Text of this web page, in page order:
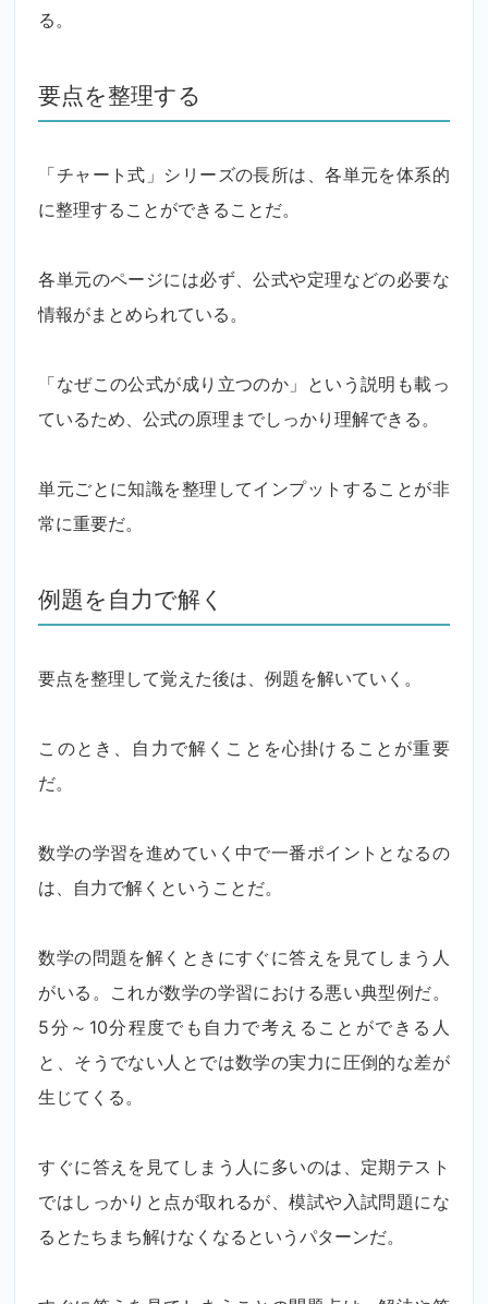
る。
要点を整理する
「チャート式」シリーズの長所は、各単元を体系的
に整理することができることだ。
各単元のページには必ず、公式や定理などの必要な
情報がまとめられている。
「なぜこの公式が成り立つのか」という説明も載っ
ているため、公式の原理までしっかり理解できる。
単元ごとに知識を整理してインプットすることが非
常に重要だ。
例題を自力で解く
要点を整理して覚えた後は、例題を解いていく。
このとき、自力で解くことを心掛けることが重要
だ。
数学の学習を進めていく中で一番ポイントとなるの
は、自力で解くということだ。
数学の問題を解くときにすぐに答えを見てしまう人
がいる。これが数学の学習における悪い典型例だ。
5分～10分程度でも自力で考えることができる人
と、そうでない人とでは数学の実力に圧倒的な差が
生じてくる。
すぐに答えを見てしまう人に多いのは、定期テスト
ではしっかりと点が取れるが、模試や入試問題にな
るとたちまち解けなくなるというパターンだ。